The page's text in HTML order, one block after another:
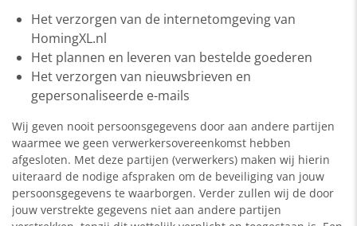
Het verzorgen van de internetomgeving van
HomingXL.nl
Het plannen en leveren van bestelde goederen
Het verzorgen van nieuwsbrieven en
gepersonaliseerde e-mails
Wij geven nooit persoonsgegevens door aan andere partijen
waarmee we geen verwerkersovereenkomst hebben
afgesloten. Met deze partijen (verwerkers) maken wij hierin
uiteraard de nodige afspraken om de beveiliging van jouw
persoonsgegevens te waarborgen. Verder zullen wij de door
jouw verstrekte gegevens niet aan andere partijen